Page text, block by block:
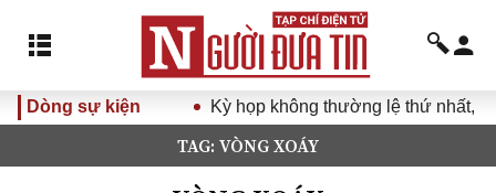
Dòng sự kiệnKỳ họp không thường lệ thứ nhất, Quốc hội khóa
TAG: VÒNG XOÁY